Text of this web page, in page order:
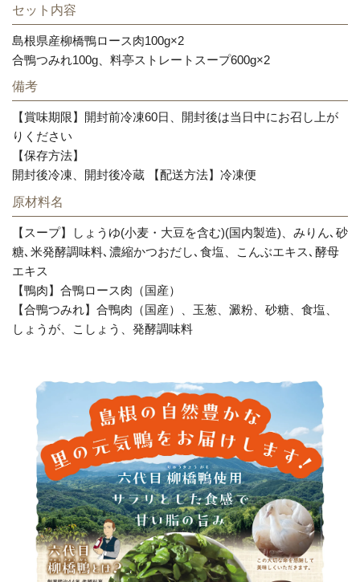
セット内容
島根県産柳橋鴨ロース肉100g×2
合鴨つみれ100g、料亭ストレートスープ600g×2
備考
【賞味期限】開封前冷凍60日、開封後は当日中にお召し上が
りください
【保存方法】
開封後冷凍、開封後冷蔵 【配送方法】冷凍便
原材料名
【スープ】しょうゆ(小麦・大豆を含む)(国内製造)、みりん､砂
糖､米発酵調味料､濃縮かつおだし､食塩、こんぶエキス､酵母
エキス
【鴨肉】合鴨ロース肉（国産）
【合鴨つみれ】合鴨肉（国産）、玉葱、澱粉、砂糖、食塩、
しょうが、こしょう、発酵調味料